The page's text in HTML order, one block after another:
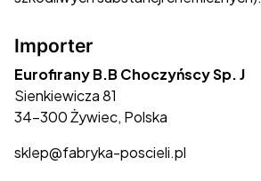
Importer
Eurofirany B.B Choczyńscy Sp. J
Sienkiewicza 81
34-300 Żywiec, Polska
sklep@fabryka-poscieli.pl